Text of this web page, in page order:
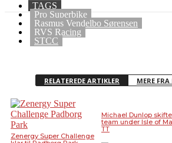
TAGS
Pro Superbike
Rasmus Vendelbo Sørensen
RVS Racing
STCC
RELATEREDE ARTIKLER MERE
Zenergy Super Challenge
Michael Dunlop
team under Isle of
TT